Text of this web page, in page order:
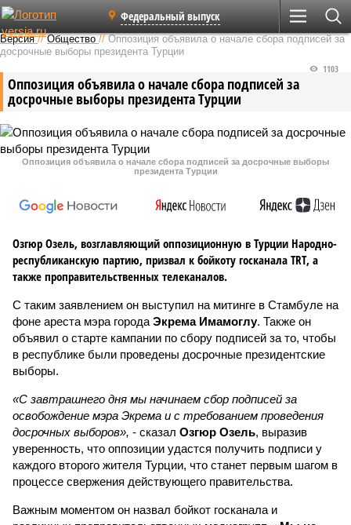
Федеральный выпуск
Версия //Общество //Оппозиция объявила о начале сбора подписей за
досрочные выборы президента Турции
Оппозиция объявила о начале сбора подписей за
досрочные выборы президента Турции
1103
Оппозиция объявила о начале сбора подписей за досрочные выборы
президента Турции
Озгюр Озель, возглавляющий оппозиционную в Турции Народно-
республиканскую партию, призвал к бойкоту госканала TRT, а
также проправительственных телеканалов.
С таким заявлением он выступил на митинге в Стамбуле на
фоне ареста мэра города Экрема Имамоглу. Также он
объявил о старте кампании по сбору подписей за то, чтобы
в республике были проведены досрочные президентские
выборы.
«С завтрашнего дня мы начинаем сбор подписей за
освобождение мэра Экрема и с требованием проведения
досрочных выборов», - сказал Озгюр Озель, выразив
уверенность, что оппозиции удастся получить подписи у
каждого второго жителя Турции, что станет первым шагом в
процессе свержения действующего правительства.
Важным моментом он назвал бойкот госканала и